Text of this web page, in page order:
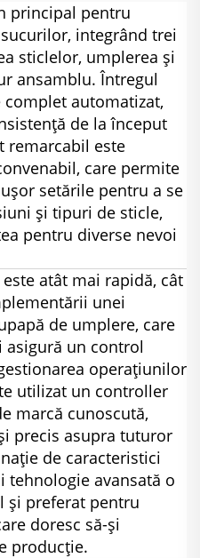
principal pentru
integrând trei
sticlelor, umplerea și
ansamblu. Întregul
automatizat,
de la început
remarcabil este
care permite
setările pentru a se
și tipuri de sticle,
pentru diverse nevoi
atât mai rapidă, cât
unei
de umplere, care
asigură un control
operațiunilor
utilizat un controller
marcă cunoscută,
precis asupra tuturor
de caracteristici
tehnologie avansată o
și preferat pentru
doresc să-și
producție.